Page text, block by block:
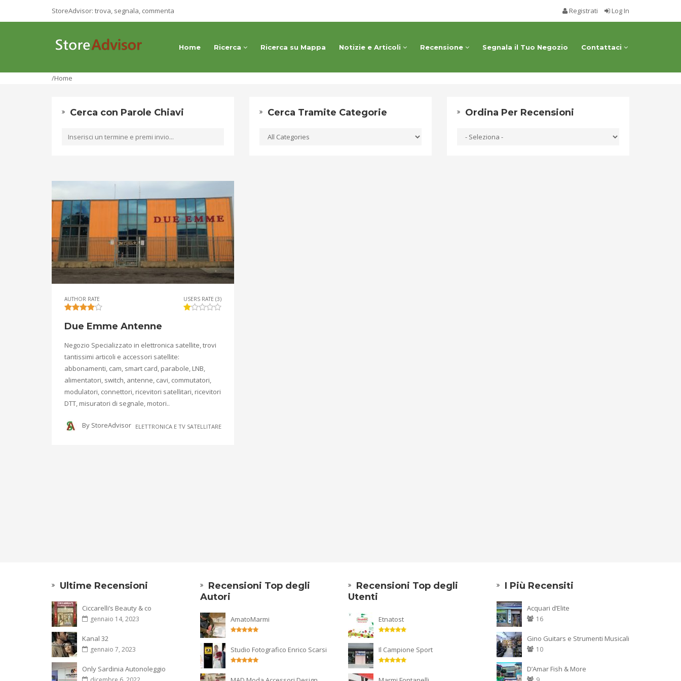
StoreAdvisor: trova, segnala, commenta Registrati Log In
Home Ricerca Ricerca su Mappa Notizie e Articoli Recensione Segnala il Tuo Negozio Contattaci
/Home
Cerca con Parole Chiavi Cerca Tramite Categorie Ordina Per Recensioni
AUTHOR RATE USERS RATE (3)
Due Emme Antenne
Negozio Specializzato in elettronica satellite, trovi
tantissimi articoli e accessori satellite:
abbonamenti, cam, smart card, parabole, LNB,
alimentatori, switch, antenne, cavi, commutatori,
modulatori, connettori, ricevitori satellitari, ricevitori
DTT, misuratori di segnale, motori..
By StoreAdvisor ELETTRONICA E TV SATELLITARE
Ultime Recensioni
Ciccarelli’s Beauty & co
gennaio 14, 2023
Kanal 32
gennaio 7, 2023
Only Sardinia Autonoleggio
Recensioni Top degli
Autori
AmatoMarmi
Studio Fotografico Enrico Scarsi
Recensioni Top degli
Utenti
Etnatost
Il Campione Sport
I Più Recensiti
Acquari d’Elite
16
Gino Guitars e Strumenti Musicali
10
D’Amar Fish & More